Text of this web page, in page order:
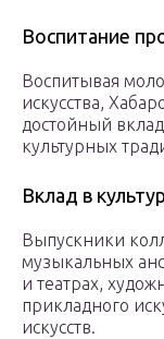
Воспитание
Воспитывая
искусства,
достойный
культурных
Вклад в
Выпускники
музыкальных
и театрах,
прикладного
искусств.